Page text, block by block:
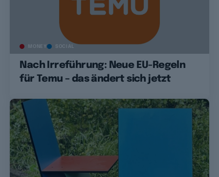
MONEY SOCIAL
Nach Irreführung: Neue EU-Regeln
für Temu – das ändert sich jetzt